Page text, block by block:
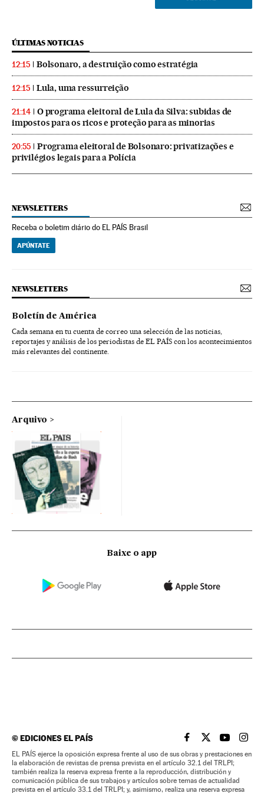
ÚLTIMAS NOTICIAS
12:15 Bolsonaro, a destruição como estratégia
12:15 Lula, uma ressurreição
21:14
O programa eleitoral de Lula da Silva: subidas de
impostos para os ricos e proteção para as minorias
20:55
Programa eleitoral de Bolsonaro: privatizações e
privilégios legais para a Polícia
NEWSLETTERS
Receba o boletim diário do EL PAÍS Brasil
APÚNTATE
NEWSLETTERS
Boletín de América
Cada semana en tu cuenta de correo una selección de las noticias,
reportajes y análisis de los periodistas de EL PAÍS con los acontecimientos
más relevantes del continente.
Arquivo
Baixe o app
©EDICIONES EL PAÍS EL PAÍS BRASIL EN
EL PAÍSEL PAÍS
EL
EL PAÍS ejerce la oposición expresa frente al uso de sus obras y prestaciones en
la elaboración de revistas de prensa prevista en el artículo 32.1 del TRLPI;
también realiza la reserva expresa frente a la reproducción, distribución y
comunicación pública de sus trabajos y artículos sobre temas de actualidad
prevista en el artículo 33.1 del TRLPI; y, asimismo, realiza una reserva expresa